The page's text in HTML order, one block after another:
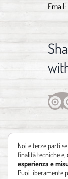
Email:
Noi e terze parti
finalità tecniche e,
esperienza e
Puoi liberamente